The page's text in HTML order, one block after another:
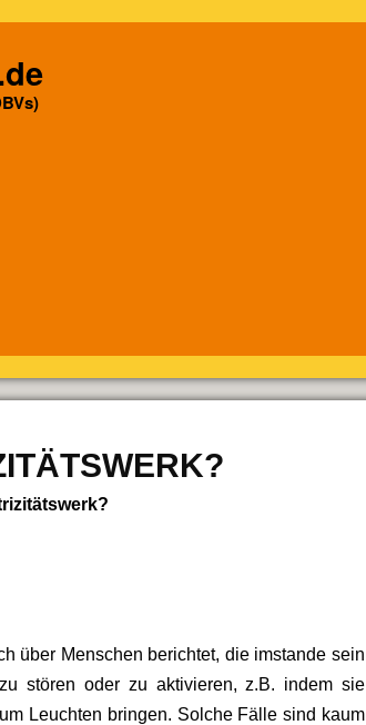
über Menschen berichtet, die imstande sein
stören oder zu aktivieren, z.B. indem sie
Leuchten bringen. Solche Fälle sind kaum